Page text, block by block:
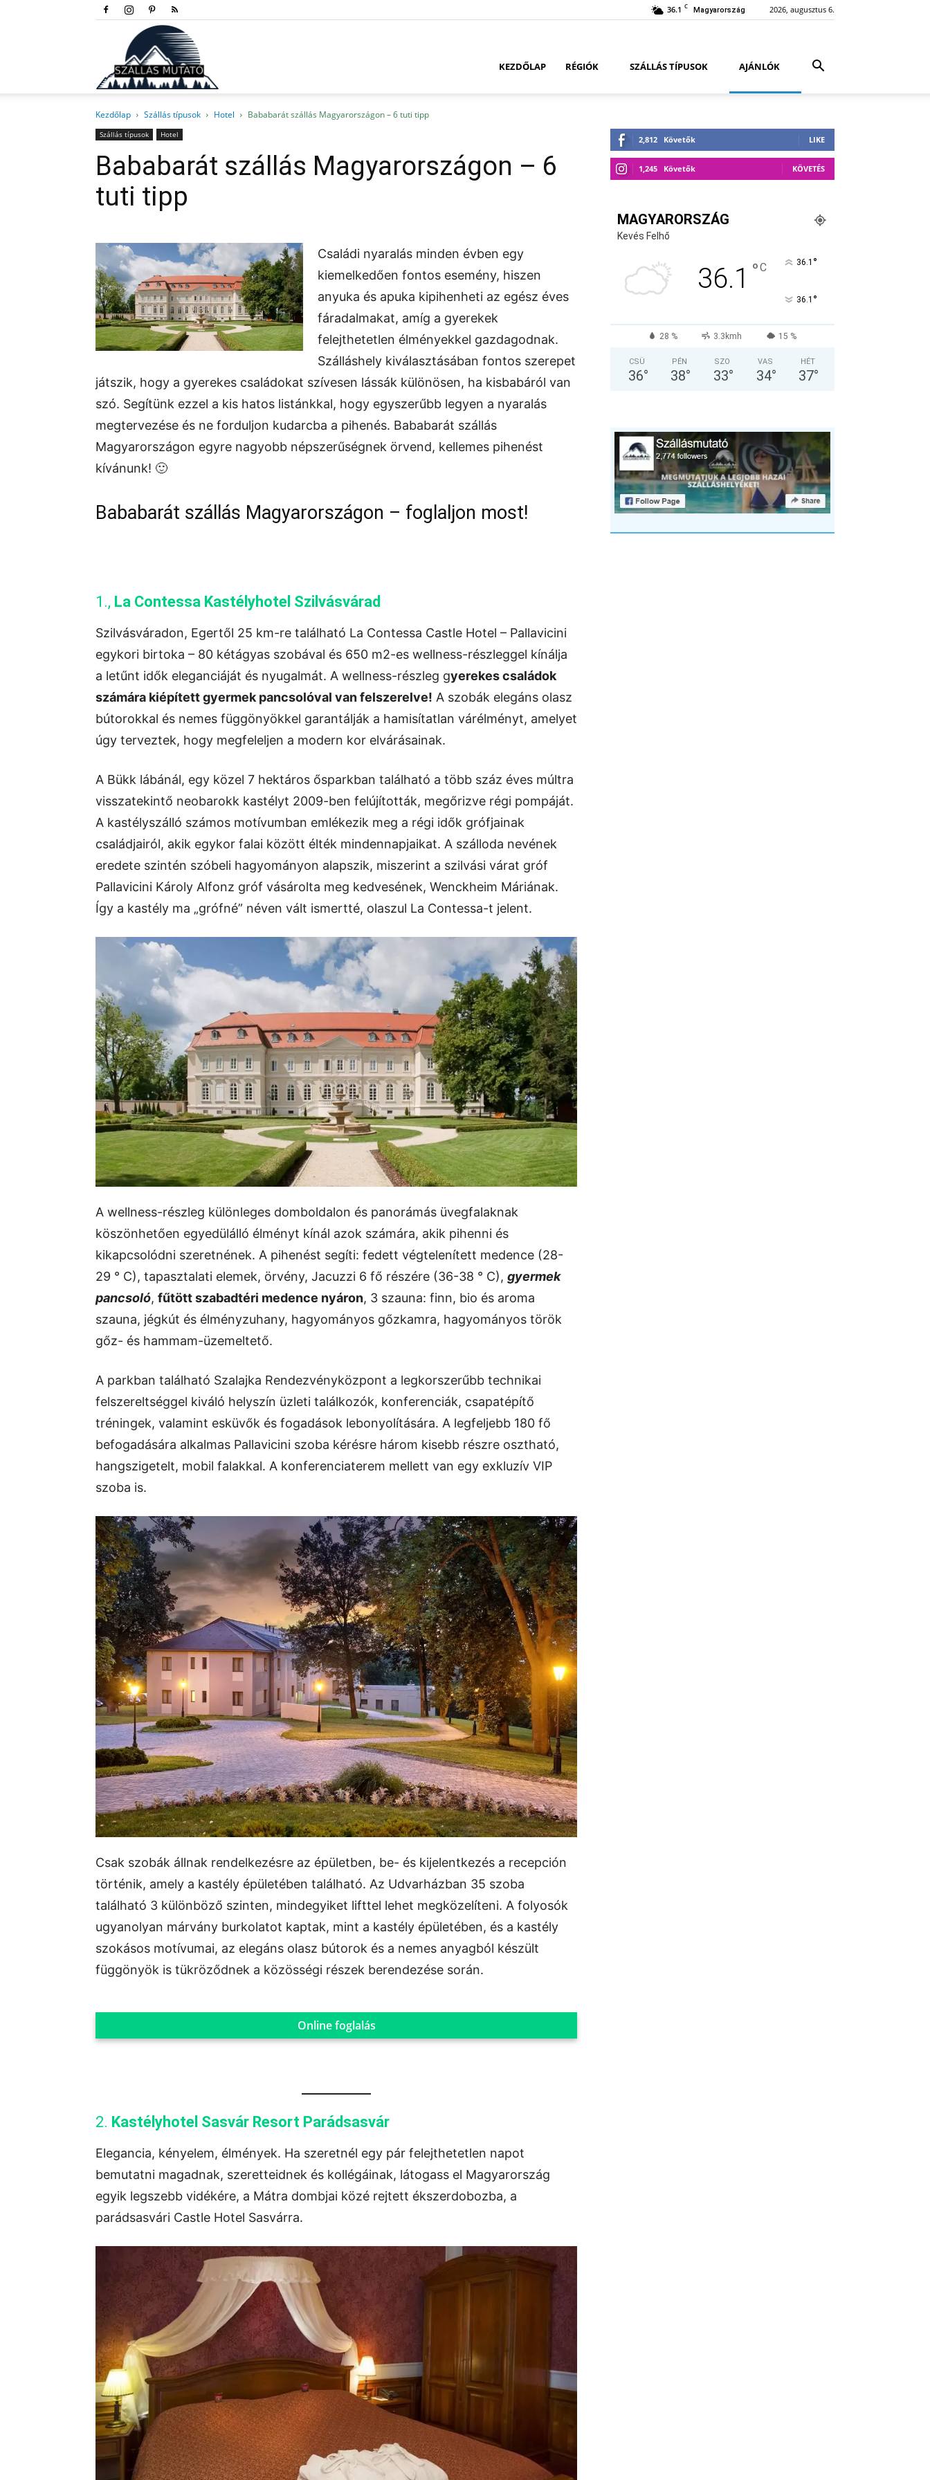
36.1 C Magyarország 2026, augusztus 6.
KEZDŐLAP RÉGIÓK SZÁLLÁS TÍPUSOK AJÁNLÓK
Kezdőlap Szállás típusok Hotel Bababarát szállás Magyarországon – 6 tuti tipp
Szállás típusok Hotel
Bababarát szállás Magyarországon – 6
tuti tipp
Családi nyaralás minden évben egy
kiemelkedően fontos esemény, hiszen
anyuka és apuka kipihenheti az egész éves
fáradalmakat, amíg a gyerekek
felejthetetlen élményekkel gazdagodnak.
Szálláshely kiválasztásában fontos szerepet
játszik, hogy a gyerekes családokat szívesen lássák különösen, ha kisbabáról van
szó. Segítünk ezzel a kis hatos listánkkal, hogy egyszerűbb legyen a nyaralás
megtervezése és ne forduljon kudarcba a pihenés. Bababarát szállás
Magyarországon egyre nagyobb népszerűségnek örvend, kellemes pihenést
kívánunk! 🙂
Bababarát szállás Magyarországon – foglaljon most!
1., La Contessa Kastélyhotel Szilvásvárad
Szilvásváradon, Egertől 25 km-re található La Contessa Castle Hotel – Pallavicini
egykori birtoka – 80 kétágyas szobával és 650 m2-es wellness-részleggel kínálja
a letűnt idők eleganciáját és nyugalmát. A wellness-részleg gyerekes családok
számára kiépített gyermek pancsolóval van felszerelve! A szobák elegáns olasz
bútorokkal és nemes függönyökkel garantálják a hamisítatlan várélményt, amelyet
úgy terveztek, hogy megfeleljen a modern kor elvárásainak.
A Bükk lábánál, egy közel 7 hektáros ősparkban található a több száz éves múltra
visszatekintő neobarokk kastélyt 2009-ben felújították, megőrizve régi pompáját.
A kastélyszálló számos motívumban emlékezik meg a régi idők grófjainak
családjairól, akik egykor falai között élték mindennapjaikat. A szálloda nevének
eredete szintén szóbeli hagyományon alapszik, miszerint a szilvási várat gróf
Pallavicini Károly Alfonz gróf vásárolta meg kedvesének, Wenckheim Máriának.
Így a kastély ma „grófné” néven vált ismertté, olaszul La Contessa-t jelent.
A wellness-részleg különleges domboldalon és panorámás üvegfalaknak
köszönhetően egyedülálló élményt kínál azok számára, akik pihenni és
kikapcsolódni szeretnének. A pihenést segíti: fedett végtelenített medence (28-
29 ° C), tapasztalati elemek, örvény, Jacuzzi 6 fő részére (36-38 ° C), gyermek
pancsoló, fűtött szabadtéri medence nyáron, 3 szauna: finn, bio és aroma
szauna, jégkút és élményzuhany, hagyományos gőzkamra, hagyományos török ​​
gőz- és hammam-üzemeltető.
A parkban található Szalajka Rendezvényközpont a legkorszerűbb technikai
felszereltséggel kiváló helyszín üzleti találkozók, konferenciák, csapatépítő
tréningek, valamint esküvők és fogadások lebonyolítására. A legfeljebb 180 fő
befogadására alkalmas Pallavicini szoba kérésre három kisebb részre osztható,
hangszigetelt, mobil falakkal. A konferenciaterem mellett van egy exkluzív VIP
szoba is.
Csak szobák állnak rendelkezésre az épületben, be- és kijelentkezés a recepción
történik, amely a kastély épületében található. Az Udvarházban 35 szoba
található 3 különböző szinten, mindegyiket lifttel lehet megközelíteni. A folyosók
ugyanolyan márvány burkolatot kaptak, mint a kastély épületében, és a kastély
szokásos motívumai, az elegáns olasz bútorok és a nemes anyagból készült
függönyök is tükröződnek a közösségi részek berendezése során.
Online foglalás
2. Kastélyhotel Sasvár Resort Parádsasvár
Elegancia, kényelem, élmények. Ha szeretnél egy pár felejthetetlen napot
bemutatni magadnak, szeretteidnek és kollégáinak, látogass el Magyarország
egyik legszebb vidékére, a Mátra dombjai közé rejtett ékszerdobozba, a
parádsasvári Castle Hotel Sasvárra.
2,812 Követők LIKE
1,245 Követők KÖVETÉS
MAGYARORSZÁG
Kevés Felhő
36.1 °C 36.1 °
36.1 °
28 % 3.3kmh 15 %
CSÜ
36°
PÉN
38°
SZO
33°
VAS
34°
HÉT
37°